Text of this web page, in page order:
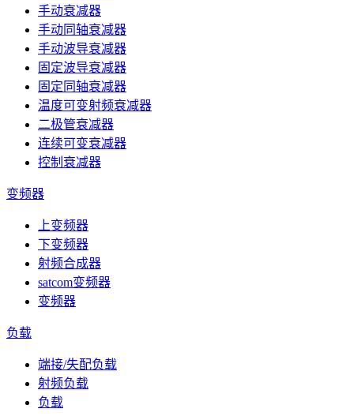
手动衰减器
手动同轴衰减器
手动波导衰减器
固定波导衰减器
固定同轴衰减器
温度可变射频衰减器
二极管衰减器
连续可变衰减器
控制衰减器
变频器
上变频器
下变频器
射频合成器
satcom变频器
变频器
负载
端接/失配负载
射频负载
负载